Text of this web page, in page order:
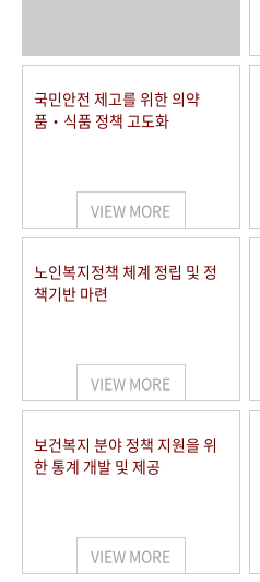
국민안전 제고를 위한 의약
품‧식품 정책 고도화
VIEW MORE
노인복지정책 체계 정립 및 정
책기반 마련
VIEW MORE
보건복지 분야 정책 지원을 위
한 통계 개발 및 제공
VIEW MORE